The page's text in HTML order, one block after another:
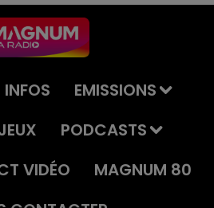
INFOS
EMISSIONS
PODCASTS
VIDÉO
MAGNUM 80